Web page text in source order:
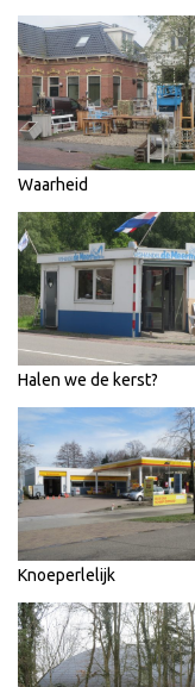
Waarheid
Halen we de kerst?
Knoeperlelijk